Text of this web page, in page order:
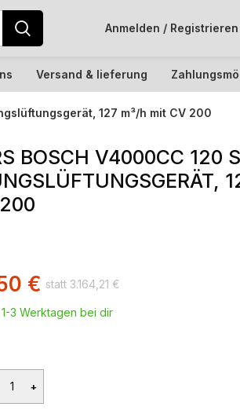
Anmelden / Registrieren
Versand & lieferung
127 m³/h mit CV 200
BOSCH V4000CC 120 S
3.164,21 €
€
3 Werktagen bei dir